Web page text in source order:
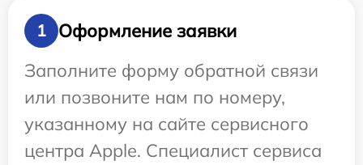
1
Оформление заявки
Заполните форму обратной связи
или позвоните нам по номеру,
указанному на сайте сервисного
центра Apple. Специалист сервиса